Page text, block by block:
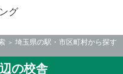
グ
埼玉県の駅・市区町村から探す
の校舎